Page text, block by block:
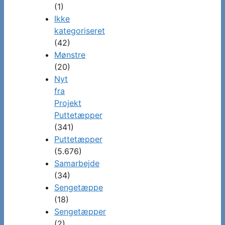
(1)
Ikke
kategoriseret
(42)
Mønstre
(20)
Nyt
fra
Projekt
Puttetæpper
(341)
Puttetæpper
(5.676)
Samarbejde
(34)
Sengetæppe
(18)
Sengetæpper